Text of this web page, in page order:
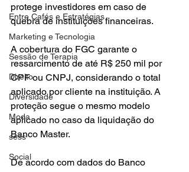
Entre Cafés e Estratégias
Marketing e Tecnologia
Sessão de Terapia
Direito
Diversidade
Moda
sess
Social
protege investidores em caso de
quebra de instituições financeiras.
A cobertura do FGC garante o
ressarcimento de até R$ 250 mil por
CPF ou CNPJ, considerando o total
aplicado por cliente na instituição. A
proteção segue o mesmo modelo
aplicado no caso da liquidação do
Banco Master.
De acordo com dados do Banco